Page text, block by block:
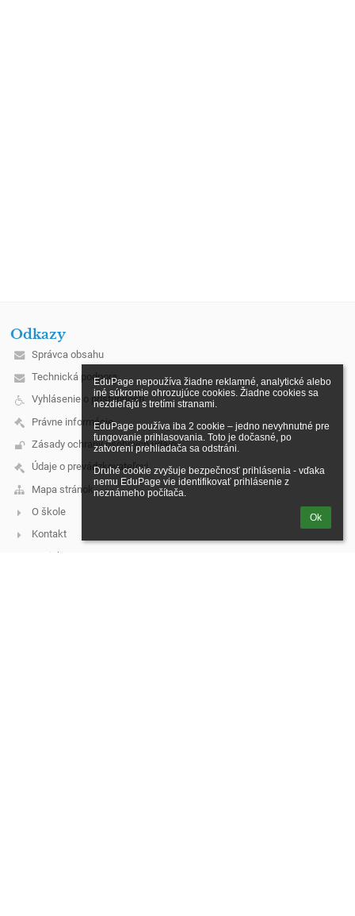
EduPage nepoužíva žiadne reklamné, analytické alebo
iné súkromie ohrozujúce cookies. Žiadne cookies sa
nezdieľajú s tretími stranami.
EduPage používa iba 2 cookie – jedno nevyhnutné pre
fungovanie prihlasovania. Toto je dočasné, po
zatvorení prehliadača sa odstráni.
Druhé cookie zvyšuje bezpečnosť prihlásenia - vďaka
nemu EduPage vie identifikovať prihlásenie z
neznámeho počítača.
Ok
Odkazy
Správca obsahu
Technická podpora
Vyhlásenie o prístupnosti
Právne informácie
Zásady ochrany osobných údajov
Údaje o prevádzkovateľovi
Mapa stránok
O škole
Kontakt
Novinky